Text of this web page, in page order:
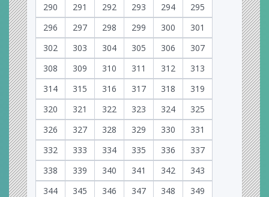
290
291 292 293 294
295
296
297 298 299 300
301
302
303 304 305 306
307
308
309 310 311 312
313
314
315 316 317 318
319
320
321 322 323 324
325
326
327 328 329 330
331
332
333 334 335 336
337
338
339 340 341 342
343
344
345 346 347 348
349